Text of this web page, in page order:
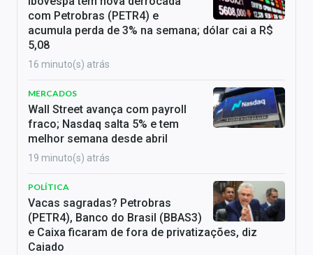
com Petrobras (PETR4) e
acumula perda de 3% na semana; dólar cai a R$
5,08
16 minuto(s) atrás
MERCADOS
Wall Street avança com payroll
fraco; Nasdaq salta 5% e tem
melhor semana desde abril
19 minuto(s) atrás
POLÍTICA
Vacas sagradas? Petrobras
(PETR4), Banco do Brasil (BBAS3)
e Caixa ficaram de fora de privatizações, diz
Caiado